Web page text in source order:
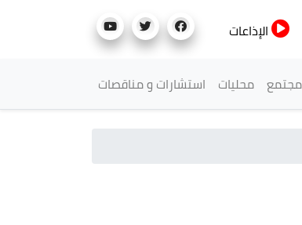
الإذاعات
مجتمع محليات استشارات و مناقصات